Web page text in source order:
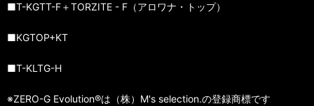
■T-KGTT-F＋TORZITE - F（アロワナ・トップ）
■KGTOP+KT
■T-KLTG-H
※ZERO-G Evolution®は（株）M's selection.の登録商標です